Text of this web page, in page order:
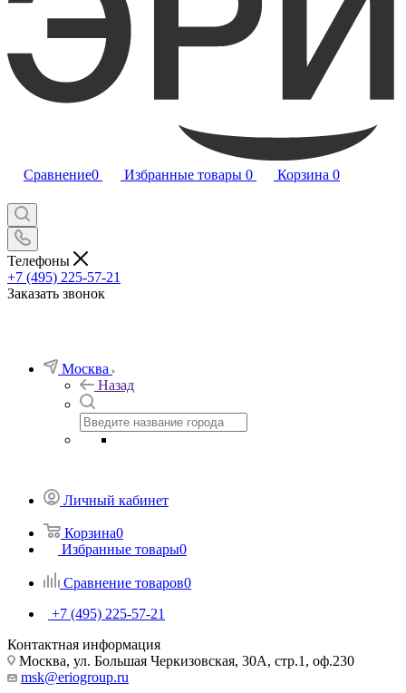
Сравнение0 Избранные товары 0 Корзина 0
Телефоны
+7 (495) 225-57-21
Заказать звонок
Москва
Назад
Личный кабинет
Корзина0
Избранные товары0
Сравнение товаров0
+7 (495) 225-57-21
Контактная информация
Москва, ул. Большая Черкизовская, 30А, стр.1, оф.230
msk@eriogroup.ru